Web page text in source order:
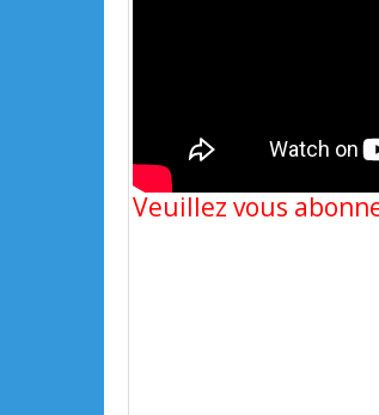
Veuillez vous